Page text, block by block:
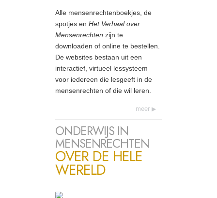
Alle mensenrechtenboekjes, de
spotjes en Het Verhaal over
Mensenrechten zijn te
downloaden of online te bestellen.
De websites bestaan uit een
interactief, virtueel lessysteem
voor iedereen die lesgeeft in de
mensenrechten of die wil leren.
meer
ONDERWIJS IN
MENSENRECHTEN
OVER DE HELE
WERELD